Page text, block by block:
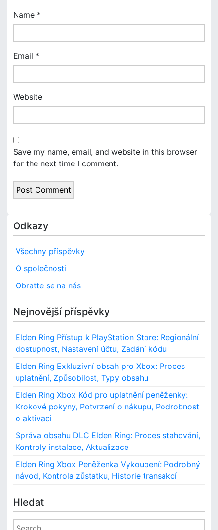
o
n
Name *
Email *
Website
Save my name, email, and website in this browser
for the next time I comment.
Odkazy
Všechny příspěvky
O společnosti
Obraťte se na nás
Nejnovější příspěvky
Elden Ring Přístup k PlayStation Store: Regionální
dostupnost, Nastavení účtu, Zadání kódu
Elden Ring Exkluzivní obsah pro Xbox: Proces
uplatnění, Způsobilost, Typy obsahu
Elden Ring Xbox Kód pro uplatnění peněženky:
Krokové pokyny, Potvrzení o nákupu, Podrobnosti
o aktivaci
Správa obsahu DLC Elden Ring: Proces stahování,
Kontroly instalace, Aktualizace
Elden Ring Xbox Peněženka Vykoupení: Podrobný
návod, Kontrola zůstatku, Historie transakcí
Hledat
S